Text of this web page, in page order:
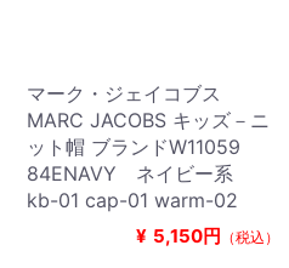
マーク・ジェイコブス
MARC JACOBS キッズ－ニ
ット帽 ブランドW11059
84ENAVY ネイビー系
kb-01 cap-01 warm-02
¥ 5,150円 （税込）